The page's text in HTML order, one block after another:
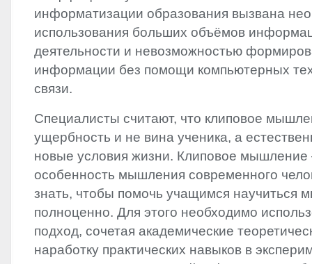
информатизации образования вызвана
использования больших объёмов
деятельности и невозможностью
информации без помощи компьютерных
связи.
Специалисты считают, что клиповое
ущербность и не вина ученика, а
новые условия жизни. Клиповое
особенность мышления современного
знать, чтобы помочь учащимся научиться
полноценно. Для этого необходимо
подход, сочетая академические
наработку практических навыков в